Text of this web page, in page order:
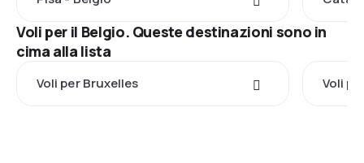
Voli per il Belgio. Queste destinazioni sono in
cima alla lista
Voli per Bruxelles Voli